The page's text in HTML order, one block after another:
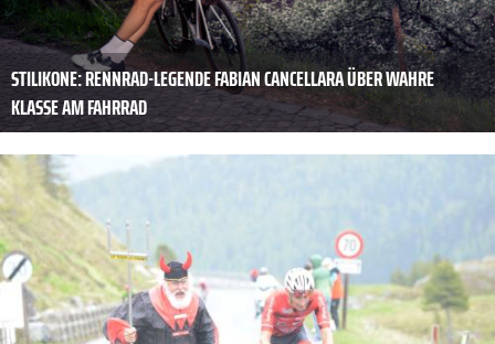
STILIKONE: RENNRAD-LEGENDE FABIAN CANCELLARA ÜBER WAHRE
KLASSE AM FAHRRAD